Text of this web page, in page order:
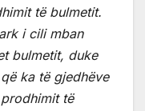
të bulmetit.
i cili mban
bulmetit, duke
ka të gjedhëve
të